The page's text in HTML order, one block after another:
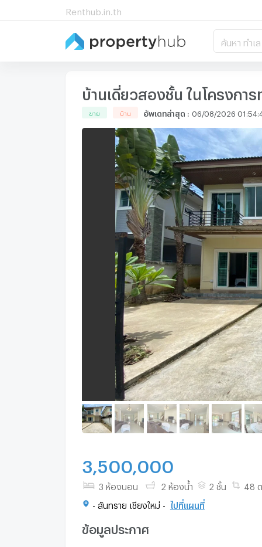
Renthub.in.th
ค้นหา ทำเ
บ้านเดี่ยวสองชั้น ในโครงกา
ขาย บ้าน อัพเดทล่าสุด : 06/08/2026
3,500,000
3 ห้องนอน 2 ห้องน้ำ 2 ชั้น 48
- สันทราย เชียงใหม่ - ไปที่แผนที่
ข้อมูลประกาศ